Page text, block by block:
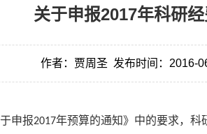
关于申报2017年科研
作者：贾周圣 发布时间：2016-
申报2017年预算的通知》中的要求， 科